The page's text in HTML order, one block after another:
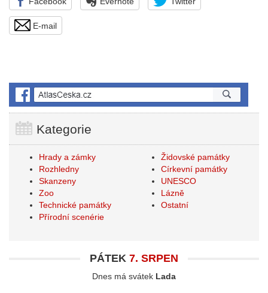
E-mail
Kategorie
Hrady a zámky
Rozhledny
Skanzeny
Zoo
Technické památky
Přírodní scenérie
Židovské památky
Církevní památky
UNESCO
Lázně
Ostatní
PÁTEK 7. SRPEN
Dnes má svátek Lada